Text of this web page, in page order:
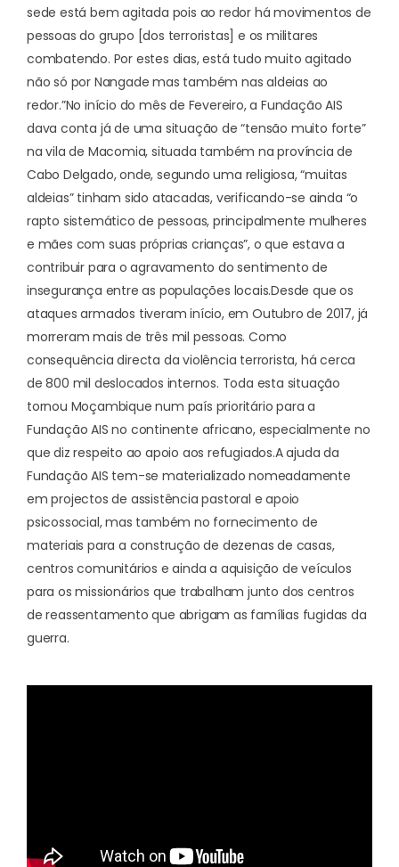
sede está bem agitada pois ao redor há movimentos de
pessoas do grupo [dos terroristas] e os militares
combatendo. Por estes dias, está tudo muito agitado
não só por Nangade mas também nas aldeias ao
redor.”No início do mês de Fevereiro, a Fundação AIS
dava conta já de uma situação de “tensão muito forte”
na vila de Macomia, situada também na província de
Cabo Delgado, onde, segundo uma religiosa, “muitas
aldeias” tinham sido atacadas, verificando-se ainda “o
rapto sistemático de pessoas, principalmente mulheres
e mães com suas próprias crianças”, o que estava a
contribuir para o agravamento do sentimento de
insegurança entre as populações locais.Desde que os
ataques armados tiveram início, em Outubro de 2017, já
morreram mais de três mil pessoas. Como
consequência directa da violência terrorista, há cerca
de 800 mil deslocados internos. Toda esta situação
tornou Moçambique num país prioritário para a
Fundação AIS no continente africano, especialmente no
que diz respeito ao apoio aos refugiados.A ajuda da
Fundação AIS tem-se materializado nomeadamente
emprojectos de assistência pastoral e apoio
psicossocial, mas também no fornecimento de
materiais para a construção de dezenas de casas,
centros comunitários e ainda a aquisição de veículos
para os missionários que trabalham junto dos centros
de reassentamento que abrigam as famílias fugidas da
guerra.